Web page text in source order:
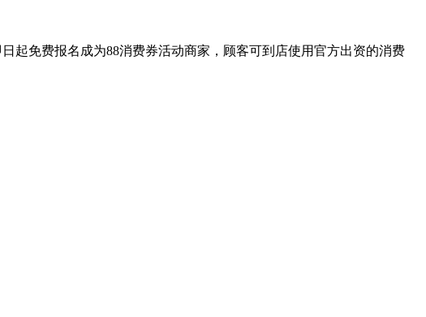
起免费报名成为88消费券活动商家，顾客可到店使用官方出资的消费